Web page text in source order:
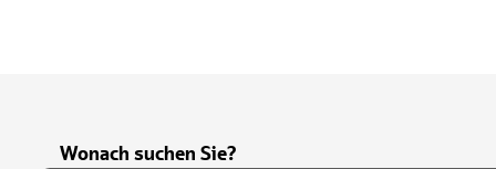
Wonach suchen Sie?